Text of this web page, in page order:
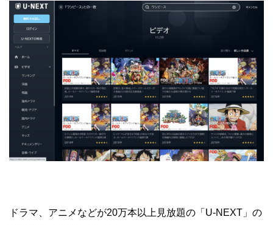
ドラマ、アニメなどが20万本以上見放題の「U-NEXT」の